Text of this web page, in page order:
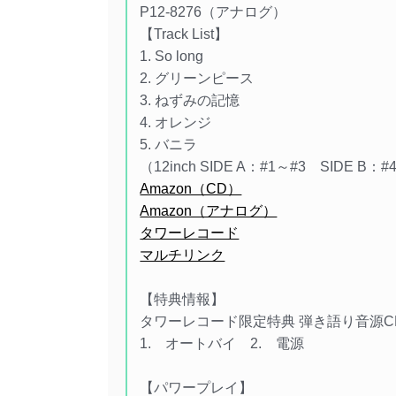
P12-8276（アナログ）
【Track List】
1. So long
2. グリーンピース
3. ねずみの記憶
4. オレンジ
5. バニラ
（12inch SIDE A：#1～#3 SIDE B：#4
Amazon（CD）
Amazon（アナログ）
タワーレコード
マルチリンク
【特典情報】
タワーレコード限定特典 弾き語り音源
1. オートバイ 2. 電源
【パワープレイ】